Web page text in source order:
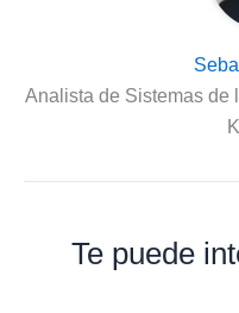
Analista de Sistemas de
Te puede